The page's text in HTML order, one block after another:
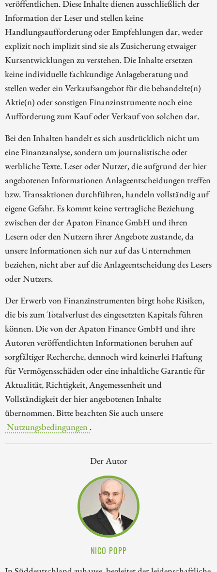
veröffentlichen. Diese Inhalte dienen ausschließlich der
Information der Leser und stellen keine
Handlungsaufforderung oder Empfehlungen dar, weder
explizit noch implizit sind sie als Zusicherung etwaiger
Kursentwicklungen zu verstehen. Die Inhalte ersetzen
keine individuelle fachkundige Anlageberatung und
stellen weder ein Verkaufsangebot für die behandelte(n)
Aktie(n) oder sonstigen Finanzinstrumente noch eine
Aufforderung zum Kauf oder Verkauf von solchen dar.
Bei den Inhalten handelt es sich ausdrücklich nicht um
eine Finanzanalyse, sondern um journalistische oder
werbliche Texte. Leser oder Nutzer, die aufgrund der hier
angebotenen Informationen Anlageentscheidungen treffen
bzw. Transaktionen durchführen, handeln vollständig auf
eigene Gefahr. Es kommt keine vertragliche Beziehung
zwischen der der Apaton Finance GmbH und ihren
Lesern oder den Nutzern ihrer Angebote zustande, da
unsere Informationen sich nur auf das Unternehmen
beziehen, nicht aber auf die Anlageentscheidung des Lesers
oder Nutzers.
Der Erwerb von Finanzinstrumenten birgt hohe Risiken,
die bis zum Totalverlust des eingesetzten Kapitals führen
können. Die von der Apaton Finance GmbH und ihre
Autoren veröffentlichten Informationen beruhen auf
sorgfältiger Recherche, dennoch wird keinerlei Haftung
für Vermögensschäden oder eine inhaltliche Garantie für
Aktualität, Richtigkeit, Angemessenheit und
Vollständigkeit der hier angebotenen Inhalte
übernommen. Bitte beachten Sie auch unsere
Nutzungsbedingungen .
Der Autor
NICO POPP